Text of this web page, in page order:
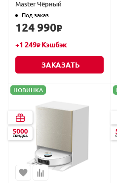
Master Чёрный
Под заказ
124 990₽
+1 249₽Кэшбэк
ЗАКАЗАТЬ
НОВИНКА